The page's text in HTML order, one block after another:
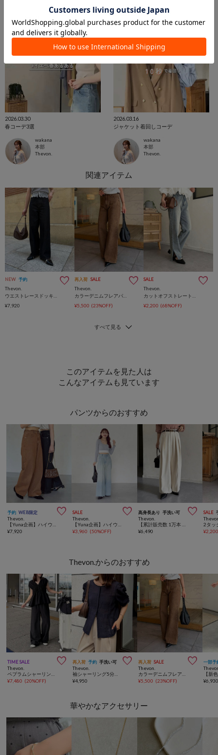
2026.03.30
春コーデ3選
wakana
本部
Thevon.
2026.03.16
ジャケット着回しコーデ
wakana
本部
Thevon.
NEW 予約
Thevon.
¥7,920
再入荷 SALE
Thevon.
カラーデニムフレアパンツ
¥5,500 (23%OFF)
SALE
Thevon.
¥2,200 (68%OFF)
このアイテムを見た人は
こんなアイテムも見ています
パンツからのおすすめ
予約 WEB限定 
Thevon.
¥7,920
SALE 
Thevon.
¥3,960 (50%OFF)
高身長あり 手洗い可 
Thevon.
¥6,490
SALE
2タッ
¥
Thevon.からのおすすめ
TIME SALE 
Thevon.
¥7,480 (20%OFF)
再入荷 予約 手洗い可 
Thevon.
¥4,950
再入荷 SALE 
Thevon.
¥5,500 (23%OFF)
一部予
¥
華やかなアクセサリー